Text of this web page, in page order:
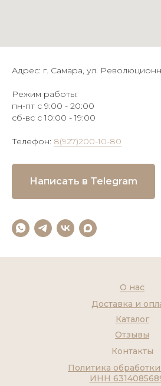
Адрес: г. Самара, ул.
Режим работы:
пн-пт с 9:00 - 20:00
сб-вс с 10:00 - 19:00
Телефон: 8(927)200-10-80
Написать в Telegram
Контакты
Каталог
О нас
Доставка и
Отзывы
Политика
ИНН